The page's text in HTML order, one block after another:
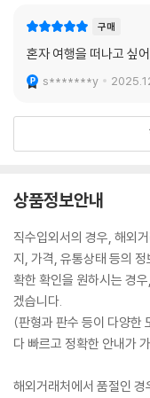
구매
혼자 여행을 떠나고 싶
s*******y
상품정보안내
직수입외서의 경우, 해외
지, 가격, 유통상태 등의
확한 확인을 원하시는 경
겠습니다.
(판형과 판수 등이 다양한
다 빠르고 정확한 안내가
해외거래처에서 품절인